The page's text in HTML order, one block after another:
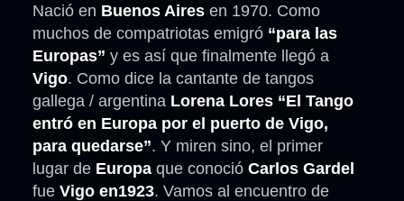
Nació en Buenos Aires en 1970. Como
muchos de compatriotas emigró “para las
Europas” y es así que finalmente llegó a
Vigo. Como dice la cantante de tangos
gallega / argentina Lorena Lores “El Tango
entró en Europa por el puerto de Vigo,
para quedarse”. Y miren sino, el primer
lugar de Europa que conoció Carlos Gardel
fue Vigo en1923. Vamos al encuentro de